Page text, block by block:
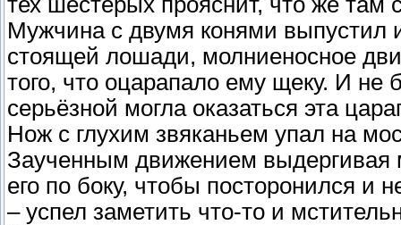
Мужчина с двумя конями выпустил
стоящей лошади, молниеносное
того, что оцарапало ему щеку. И не
серьёзной могла оказаться эта
Нож с глухим звяканьем упал на
Заученным движением выдергивая
его по боку, чтобы посторонился и
– успел заметить что-то и